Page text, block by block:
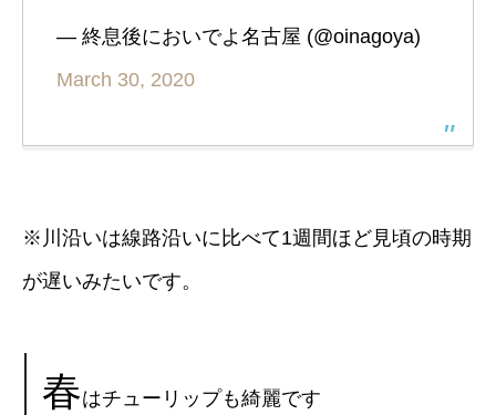
— 終息後においでよ名古屋 (@oinagoya)
March 30, 2020
※川沿いは線路沿いに比べて1週間ほど見頃の時期
が遅いみたいです。
春はチューリップも綺麗です